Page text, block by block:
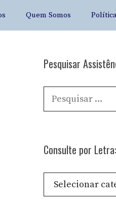
Quem Somos
Pesquisar
Pesquisar
por:
Consulte por Letra:
Consulte